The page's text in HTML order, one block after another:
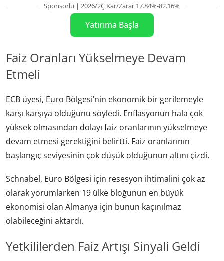
Sponsorlu | 2026/2Ç Kar/Zarar 17.84%-82.16%
Yatırıma Başla
Faiz Oranları Yükselmeye Devam
Etmeli
ECB üyesi, Euro Bölgesi’nin ekonomik bir gerilemeyle
karşı karşıya olduğunu söyledi. Enflasyonun hala çok
yüksek olmasından dolayı faiz oranlarının yükselmeye
devam etmesi gerektiğini belirtti. Faiz oranlarının
başlangıç seviyesinin çok düşük olduğunun altını çizdi.
Schnabel, Euro Bölgesi için resesyon ihtimalini çok az
olarak yorumlarken 19 ülke bloğunun en büyük
ekonomisi olan Almanya için bunun kaçınılmaz
olabileceğini aktardı.
Yetkililerden Faiz Artışı Sinyali Geldi